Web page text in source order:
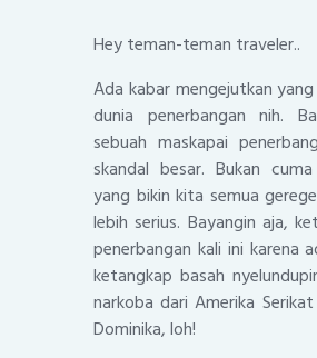
Hey teman-teman traveler..
Ada kabar mengejutkan
dunia penerbangan nih.
sebuah maskapai
skandal besar. Bukan
yang bikin kita semua
lebih serius. Bayangin aja,
penerbangan kali ini karena
ketangkap basah
narkoba dari Amerika
Dominika, loh!